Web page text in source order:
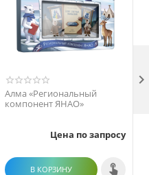
Алма «Региональный
компонент ЯНАО»
Цена по запросу
В КОРЗИНУ
